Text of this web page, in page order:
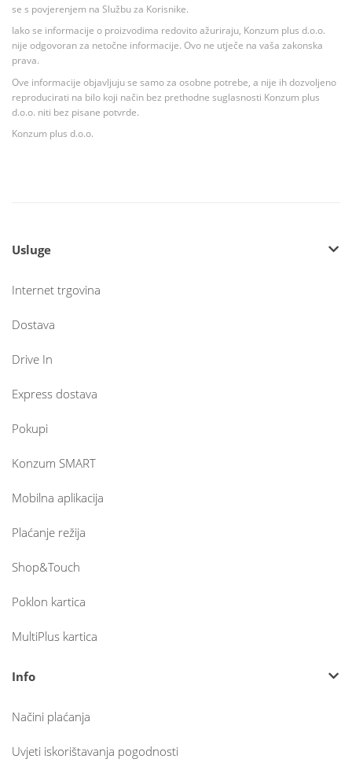
se s povjerenjem na Službu za Korisnike.
Iako se informacije o proizvodima redovito ažuriraju, Konzum plus d.o.o.
nije odgovoran za netočne informacije. Ovo ne utječe na vaša zakonska
prava.
Ove informacije objavljuju se samo za osobne potrebe, a nije ih dozvoljeno
reproducirati na bilo koji način bez prethodne suglasnosti Konzum plus
d.o.o. niti bez pisane potvrde.
Konzum plus d.o.o.
Usluge
Internet trgovina
Dostava
Drive In
Express dostava
Pokupi
Konzum SMART
Mobilna aplikacija
Plaćanje režija
Shop&Touch
Poklon kartica
MultiPlus kartica
Info
Načini plaćanja
Uvjeti iskorištavanja pogodnosti